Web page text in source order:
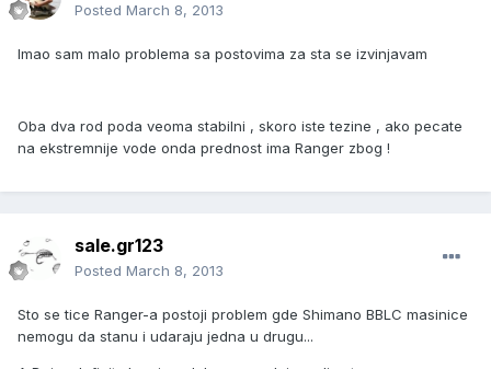
Posted March 8, 2013
Imao sam malo problema sa postovima za sta se izvinjavam
Oba dva rod poda veoma stabilni , skoro iste tezine , ako pecate
na ekstremnije vode onda prednost ima Ranger zbog !
sale.gr123
Posted March 8, 2013
Sto se tice Ranger-a postoji problem gde Shimano BBLC masinice
nemogu da stanu i udaraju jedna u drugu...